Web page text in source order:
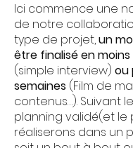
Ici commence une
de notre
type de projet,un
être finalisé en
(simple interview) ou
semaines (Film de
contenus…). Suivant
planning validé(et le
réaliserons dans un